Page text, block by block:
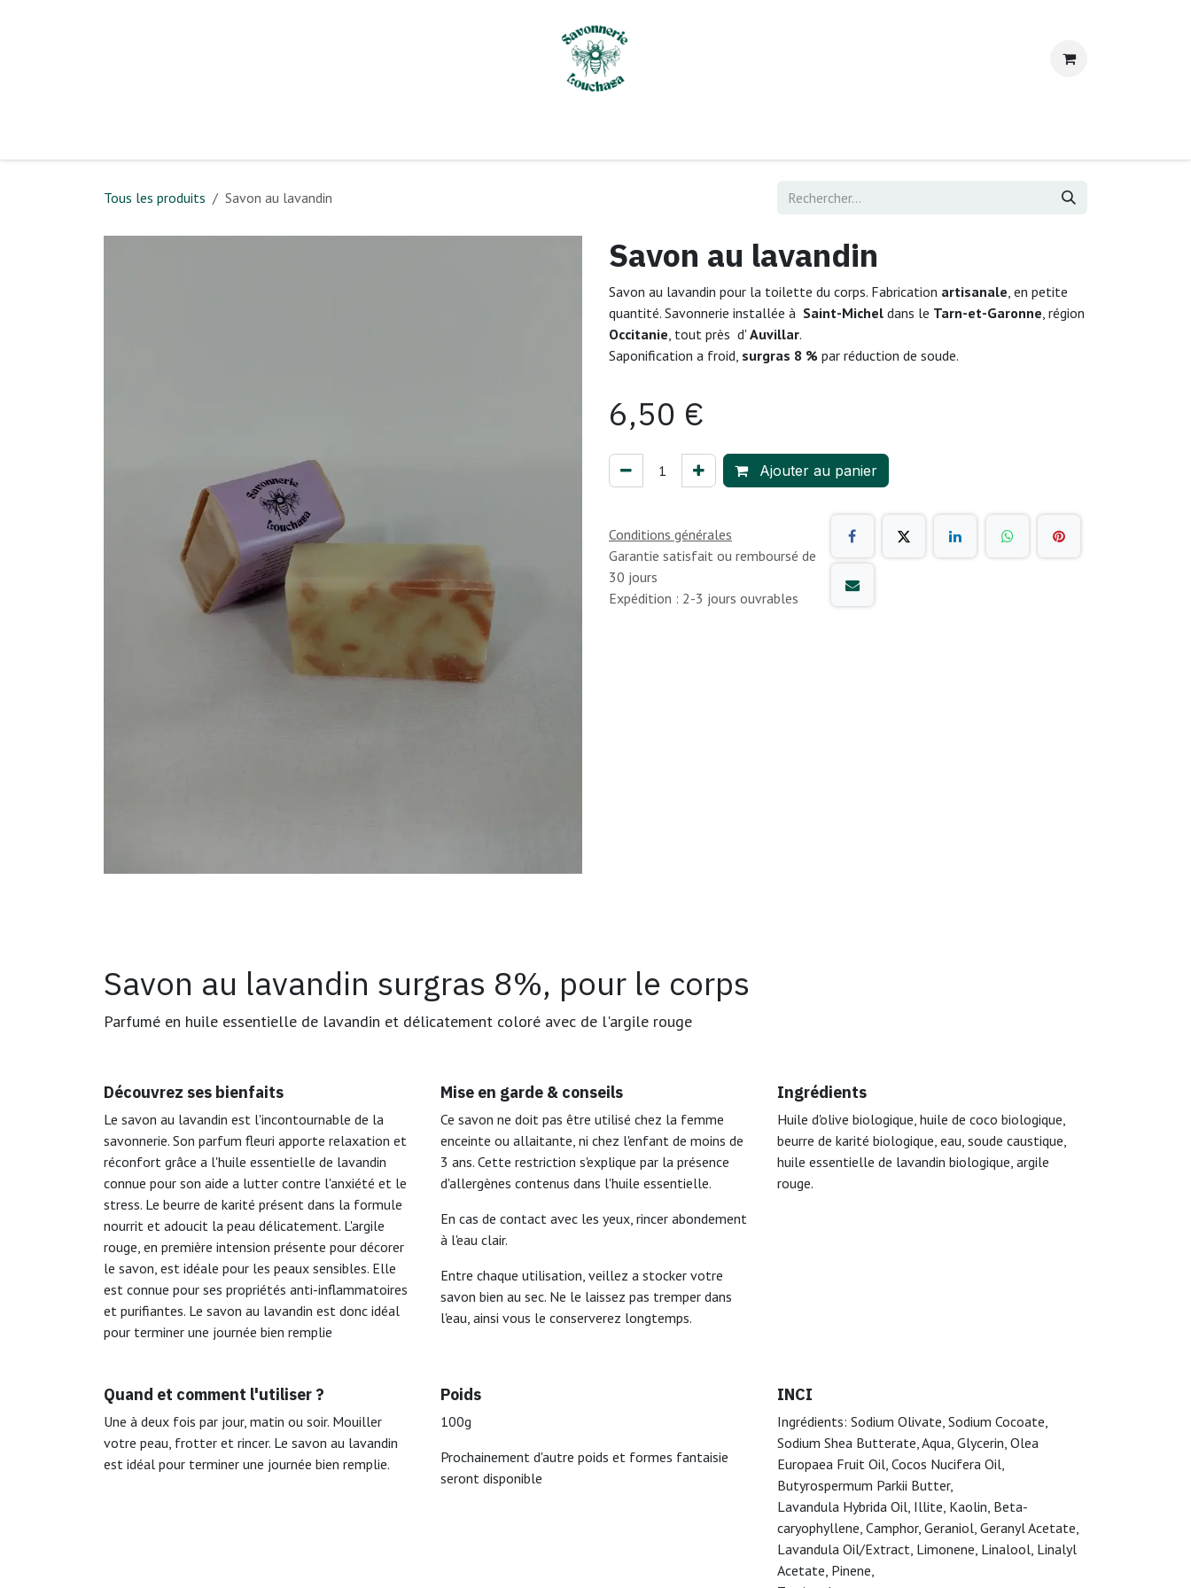
Tous les produits Savon au lavandin
Savon au lavandin
Savon au lavandin pour la toilette du corps. Fabrication artisanale, en petite
quantité. Savonnerie installée à Saint-Michel dans le Tarn-et-Garonne, région
Occitanie, tout près d'Auvillar.
Saponification a froid, surgras 8 % par réduction de soude.
6,50 €
Ajouter au panier
Conditions générales
Garantie satisfait ou remboursé de
30 jours
Expédition : 2-3 jours ouvrables
Savon au lavandin surgras 8%, pour le corps
Parfumé en huile essentielle de lavandin et délicatement coloré avec de l'argile rouge
Découvrez ses bienfaits
Le savon au lavandin est l'incontournable de la
savonnerie. Son parfum fleuri apporte relaxation et
réconfort grâce a l'huile essentielle de lavandin
connue pour son aide a lutter contre l'anxiété et le
stress. Le beurre de karité présent dans la formule
nourrit et adoucit la peau délicatement. L'argile
rouge, en première intension présente pour décorer
le savon, est idéale pour les peaux sensibles. Elle
est connue pour ses propriétés anti-inflammatoires
et purifiantes. Le savon au lavandin est donc idéal
pour terminer une journée bien remplie
Mise en garde & conseils
Ce savon ne doit pas être utilisé chez la femme
enceinte ou allaitante, ni chez l'enfant de moins de
3 ans. Cette restriction s'explique par la présence
d'allergènes contenus dans l'huile essentielle.
En cas de contact avec les yeux, rincer abondement
à l'eau clair.
Entre chaque utilisation, veillez a stocker votre
savon bien au sec. Ne le laissez pas tremper dans
l'eau, ainsi vous le conserverez longtemps.
Ingrédients
Huile d'olive biologique, huile de coco biologique,
beurre de karité biologique, eau, soude caustique,
huile essentielle de lavandin biologique, argile
rouge.
Quand et comment l'utiliser ?
Une à deux fois par jour, matin ou soir. Mouiller
votre peau, frotter et rincer. Le savon au lavandin
est idéal pour terminer une journée bien remplie.
Poids
100g
Prochainement d'autre poids et formes fantaisie
seront disponible
INCI
Ingrédients: Sodium Olivate, Sodium Cocoate,
Sodium Shea Butterate, Aqua, Glycerin, Olea
Europaea Fruit Oil, Cocos Nucifera Oil,
Butyrospermum Parkii Butter,
Lavandula Hybrida Oil, Illite, Kaolin, Beta-
caryophyllene, Camphor, Geraniol, Geranyl Acetate,
Lavandula Oil/Extract, Limonene, Linalool, Linalyl
Acetate, Pinene,